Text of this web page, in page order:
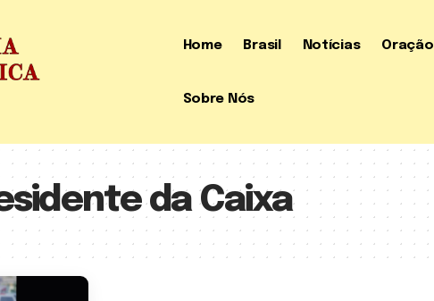
Home Brasil Notícias Oração
Sobre Nós
da Caixa